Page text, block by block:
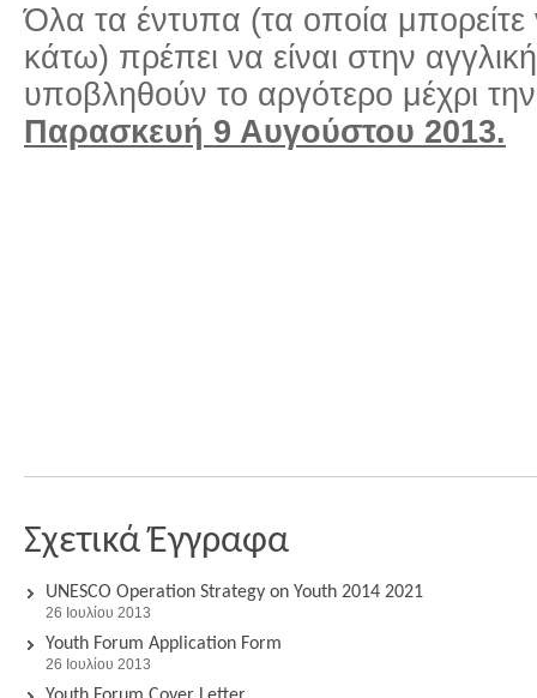
Όλα τα έντυπα (τα οποία μπορείτε
κάτω) πρέπει να είναι στην
υποβληθούν το αργότερο μέχρι
Παρασκευή 9 Αυγούστου 2013.
Σχετικά Έγγραφα
UNESCO Operation Strategy on Youth 2014 2021
26 Ιουλίου 2013
Youth Forum Application Form
26 Ιουλίου 2013